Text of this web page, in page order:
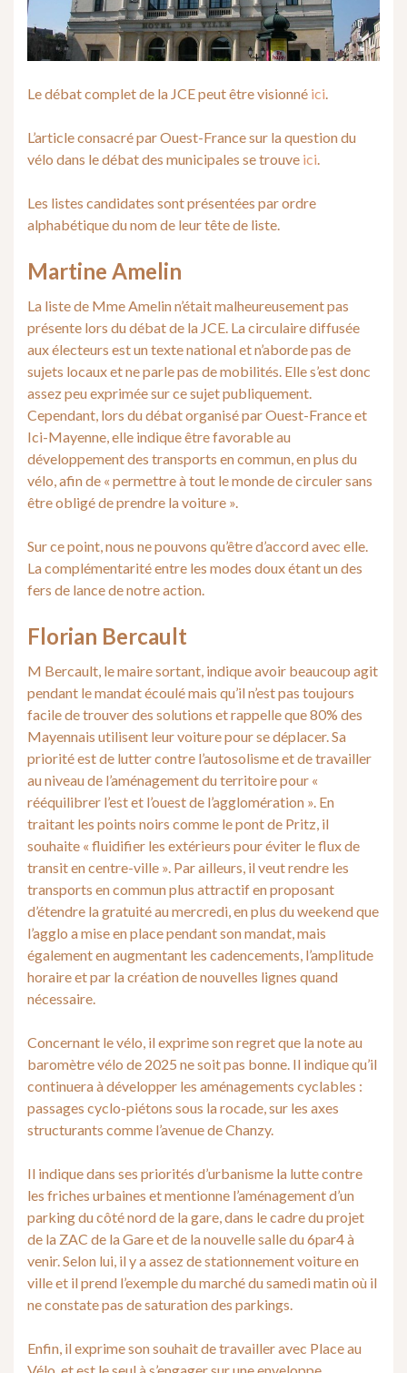
Le débat complet de la JCE peut être visionné ici.
L’article consacré par Ouest-France sur la question du
vélo dans le débat des municipales se trouve ici.
Les listes candidates sont présentées par ordre
alphabétique du nom de leur tête de liste.
Martine Amelin
La liste de Mme Amelin n’était malheureusement pas
présente lors du débat de la JCE. La circulaire diffusée
aux électeurs est un texte national et n’aborde pas de
sujets locaux et ne parle pas de mobilités. Elle s’est donc
assez peu exprimée sur ce sujet publiquement.
Cependant, lors du débat organisé par Ouest-France et
Ici-Mayenne, elle indique être favorable au
développement des transports en commun, en plus du
vélo, afin de « permettre à tout le monde de circuler sans
être obligé de prendre la voiture ».
Sur ce point, nous ne pouvons qu’être d’accord avec elle.
La complémentarité entre les modes doux étant un des
fers de lance de notre action.
Florian Bercault
M Bercault, le maire sortant, indique avoir beaucoup agit
pendant le mandat écoulé mais qu’il n’est pas toujours
facile de trouver des solutions et rappelle que 80% des
Mayennais utilisent leur voiture pour se déplacer. Sa
priorité est de lutter contre l’autosolisme et de travailler
au niveau de l’aménagement du territoire pour «
rééquilibrer l’est et l’ouest de l’agglomération ». En
traitant les points noirs comme le pont de Pritz, il
souhaite « fluidifier les extérieurs pour éviter le flux de
transit en centre-ville ». Par ailleurs, il veut rendre les
transports en commun plus attractif en proposant
d’étendre la gratuité au mercredi, en plus du weekend que
l’agglo a mise en place pendant son mandat, mais
également en augmentant les cadencements, l’amplitude
horaire et par la création de nouvelles lignes quand
nécessaire.
Concernant le vélo, il exprime son regret que la note au
baromètre vélo de 2025 ne soit pas bonne. Il indique qu’il
continuera à développer les aménagements cyclables :
passages cyclo-piétons sous la rocade, sur les axes
structurants comme l’avenue de Chanzy.
Il indique dans ses priorités d’urbanisme la lutte contre
les friches urbaines et mentionne l’aménagement d’un
parking du côté nord de la gare, dans le cadre du projet
de la ZAC de la Gare et de la nouvelle salle du 6par4 à
venir. Selon lui, il y a assez de stationnement voiture en
ville et il prend l’exemple du marché du samedi matin où il
ne constate pas de saturation des parkings.
Enfin, il exprime son souhait de travailler avec Place au